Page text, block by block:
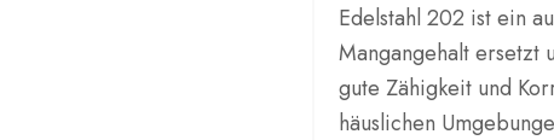
Edelstahl 202 ist ein
Mangangehalt ersetzt
gute Zähigkeit und
häuslichen